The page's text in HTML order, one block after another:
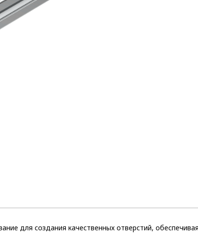
для создания качественных отверстий,